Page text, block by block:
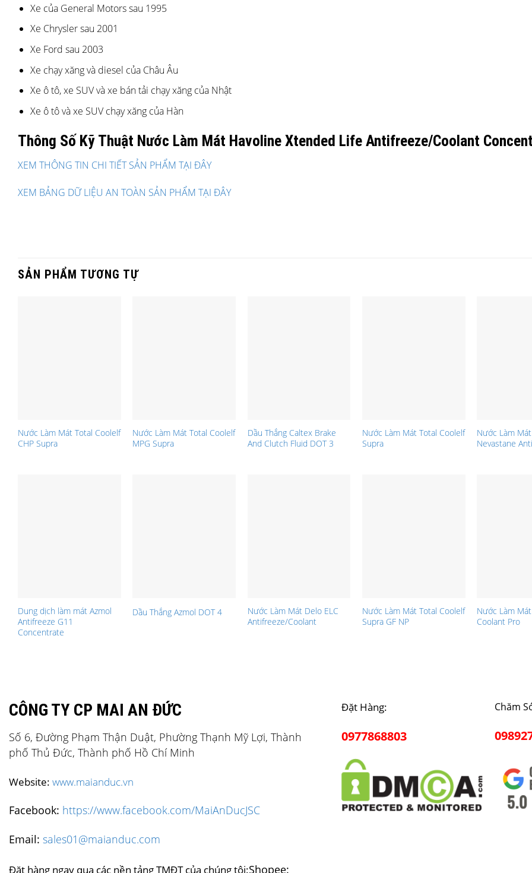
Xe của General Motors sau 1995
Xe Chrysler sau 2001
Xe Ford sau 2003
Xe chạy xăng và diesel của Châu Âu
Xe ô tô, xe SUV và xe bán tải chạy xăng của Nhật
Xe ô tô và xe SUV chạy xăng của Hàn
Thông Số Kỹ Thuật Nước Làm Mát Havoline Xtended Life Antifreeze/Coolant
XEM THÔNG TIN CHI TIẾT SẢN PHẨM TẠI ĐÂY
XEM BẢNG DỮ LIỆU AN TOÀN SẢN PHẨM TẠI ĐÂY
SẢN PHẨM TƯƠNG TỰ
Nước Làm Mát Total Coolelf
CHP Supra
Nước Làm Mát Total Coolelf
MPG Supra
Dầu Thắng Caltex Brake
And Clutch Fluid DOT 3
Nước Làm Mát Total Coolelf
Supra
Nước Làm
Nevastane
Dung dịch làm mát Azmol
Antifreeze G11
Concentrate
Dầu Thắng Azmol DOT 4
Nước Làm Mát Delo ELC
Antifreeze/Coolant
Nước Làm Mát Total Coolelf
Supra GF NP
Nước Làm
Coolant Pro
CÔNG TY CP MAI AN ĐỨC
Số 6, Đường Phạm Thận Duật, Phường Thạnh Mỹ Lợi, Thành
phố Thủ Đức, Thành phố Hồ Chí Minh
Website: www.maianduc.vn
Facebook: https://www.facebook.com/MaiAnDucJSC
Email: sales01@maianduc.com
Đặt hàng ngay qua các nền tảng TMĐT của chúng tôi:Shopee:
Đặt Hàng:
0977868803
Chăm